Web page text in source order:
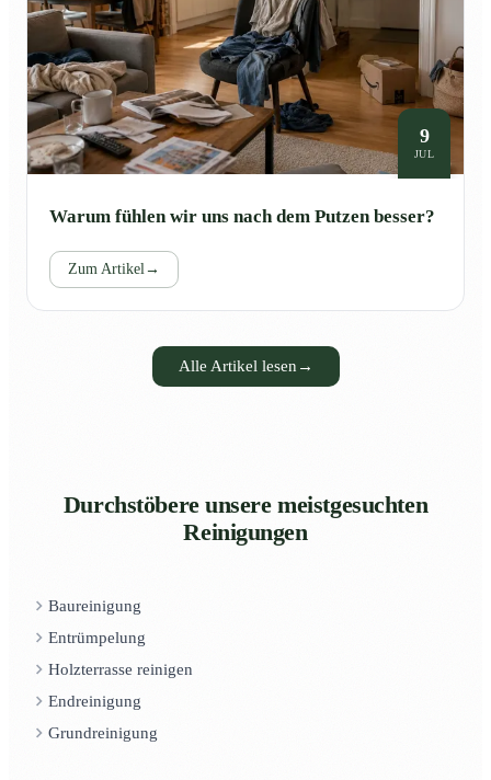
9
JUL
Warum fühlen wir uns nach dem Putzen besser?
Zum Artikel →
Alle Artikel lesen →
Durchstöbere unsere meistgesuchten
Reinigungen
Baureinigung
Entrümpelung
Holzterrasse reinigen
Endreinigung
Grundreinigung